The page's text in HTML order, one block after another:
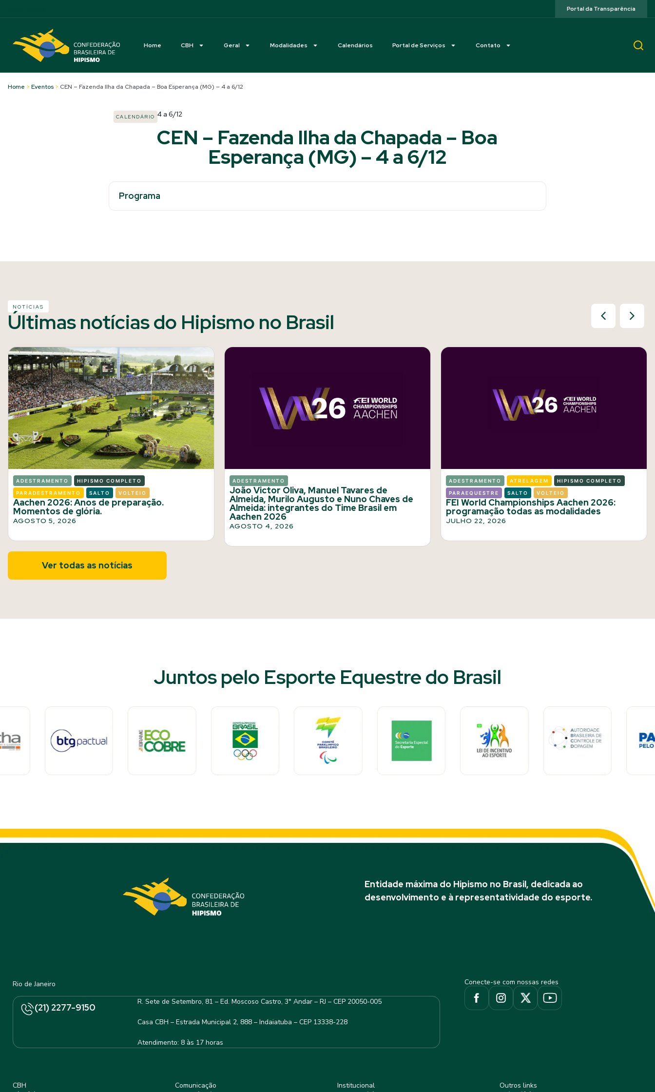
Portal da Transparência
Home CBH Geral Modalidades Calendários Portal de Serviços Contato
Home > Eventos > CEN – Fazenda Ilha da Chapada – Boa Esperança (MG) – 4 a 6/12
CALENDÁRIO 4 a 6/12
CEN – Fazenda Ilha da Chapada – Boa
Esperança (MG) – 4 a 6/12
Programa
NOTÍCIAS
Últimas notícias do Hipismo no Brasil
ADESTRAMENTO HIPISMO COMPLETO
PARADESTRAMENTO SALTO VOLTEIO
Aachen 2026: Anos de preparação.
Momentos de glória.
AGOSTO 5, 2026
ADESTRAMENTO
João Victor Oliva, Manuel Tavares de
Almeida, Murilo Augusto e Nuno Chaves de
Almeida: integrantes do Time Brasil em
Aachen 2026
AGOSTO 4, 2026
ADESTRAMENTO ATRELAGEM HIPISMO COMPLETO
PARAEQUESTRE SALTO VOLTEIO
FEI World Championships Aachen 2026:
programação todas as modalidades
JULHO 22, 2026
Ver todas as notícias
Juntos pelo Esporte Equestre do Brasil​
Entidade máxima do Hipismo no Brasil, dedicada ao
desenvolvimento e à representatividade do esporte.
Rio de Janeiro
(21) 2277-9150
R. Sete de Setembro, 81 – Ed. Moscoso Castro, 3° Andar – RJ – CEP 20050-005
Casa CBH – Estrada Municipal 2, 888 – Indaiatuba – CEP 13338-228
Atendimento: 8 às 17 horas
Conecte-se com nossas redes
CBH Comunicação Institucional Outros links